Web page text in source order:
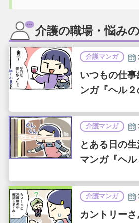
介護の職場・悩み
介護マンガ
いつもの仕
ンガ『ヘル
介護マンガ
とある日の
マンガ『ヘ
介護マンガ
カントリー